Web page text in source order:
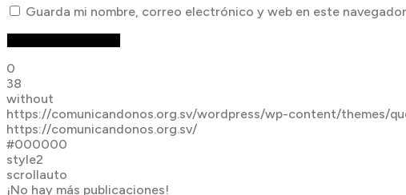
Guarda mi nombre, correo electrónico y web en este
0
38
without
https://comunicandonos.org.sv/wordpress/wp-content/themes/
https://comunicandonos.org.sv/
#000000
style2
scrollauto
¡No hay más publicaciones!